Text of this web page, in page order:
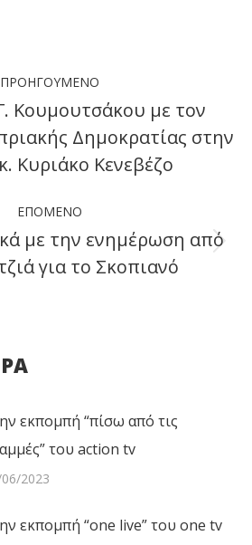
ΠΡΟΗΓΟΎΜΕΝΟ
Previous
post:
Κουμουτσάκου με τον
Δημοκρατίας στην
Κυριάκο Κενεβέζο
ΕΠΌΜΕΝΟ
Next
με την ενημέρωση από
για το Σκοπιανό
εκπομπή “πίσω από τις
του action tv
2023
εκπομπή “one live” του one tv